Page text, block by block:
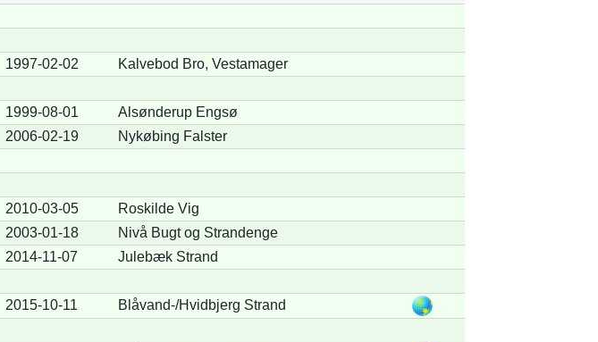
1997-02-02
Kalvebod Bro, Vestamager
1999-08-01
Alsønderup Engsø
2006-02-19
Nykøbing Falster
2010-03-05
Roskilde Vig
2003-01-18
Nivå Bugt og Strandenge
2014-11-07
Julebæk Strand
2015-10-11
Blåvand-/Hvidbjerg Strand